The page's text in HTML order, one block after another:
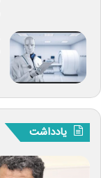
یادداشت